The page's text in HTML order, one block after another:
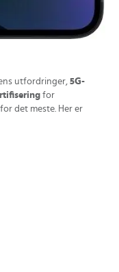
utfordringer, 5G-
for
det meste. Her er